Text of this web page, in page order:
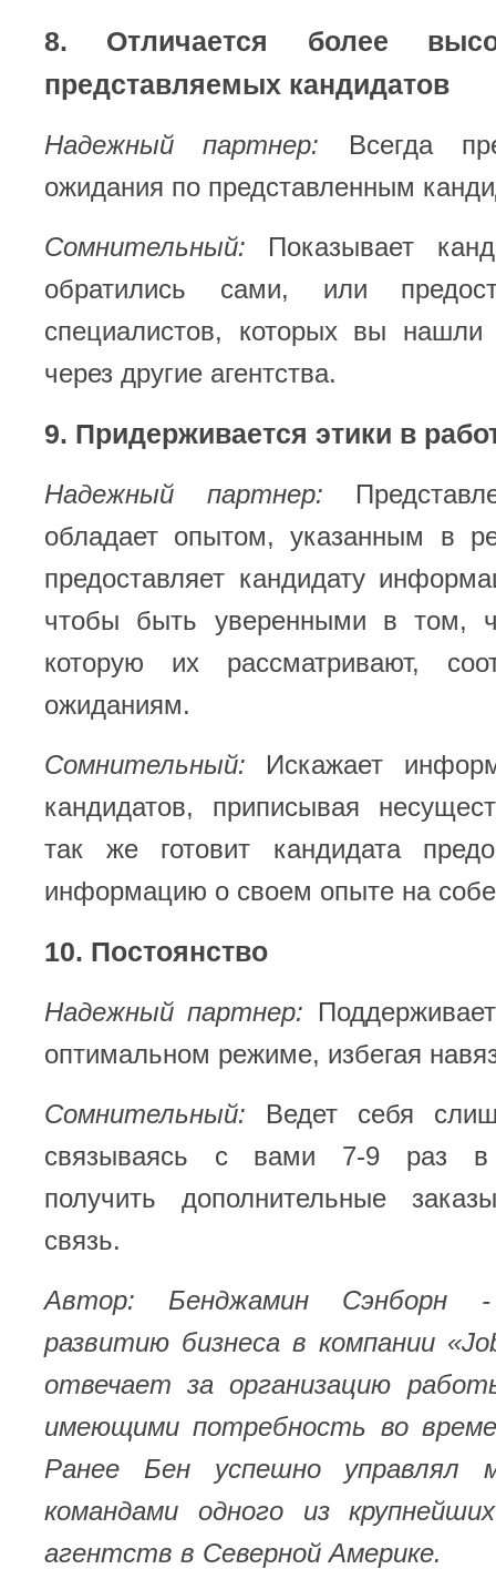
8. Отличается более
представляемых кандидатов
Надежный партнер: Всегда
ожидания по представленным
Сомнительный: Показывает
обратились сами, или
специалистов, которых вы
через другие агентства.
9. Придерживается этики в
Надежный партнер:
обладает опытом, указанным в
предоставляет кандидату
чтобы быть уверенными в том,
которую их рассматривают,
ожиданиям.
Сомнительный: Искажает
кандидатов, приписывая
так же готовит кандидата
информацию о своем опыте на
10. Постоянство
Надежный партнер:
оптимальном режиме, избегая
Сомнительный: Ведет себя
связываясь с вами 7-9 раз в
получить дополнительные
связь.
Автор: Бенджамин Сэнборн
развитию бизнеса в компании
отвечает за организацию
имеющими потребность во
Ранее Бен успешно управлял
командами одного из
агентств в Северной Америке.